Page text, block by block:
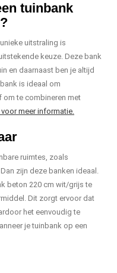
tuinbank
uitstraling is
keuze. Deze bank
en daarnaast ben je altijd
is ideaal om
om te combineren met
voor meer informatie.
ruimtes, zoals
zijn deze banken ideaal.
beton 220 cm wit/grijs te
Dit zorgt ervoor dat
het eenvoudig te
je tuinbank op een